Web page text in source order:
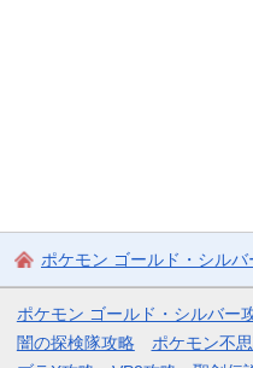
ポケモン ゴールド・シル
ポケモン ゴールド・シルバー
闇の探検隊攻略
ポケモン不